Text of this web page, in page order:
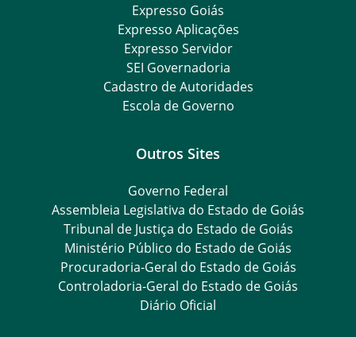
Expresso Goiás
Expresso Aplicações
Expresso Servidor
SEI Governadoria
Cadastro de Autoridades
Escola de Governo
Outros Sites
Governo Federal
Assembleia Legislativa do Estado de Goiás
Tribunal de Justiça do Estado de Goiás
Ministério Público do Estado de Goiás
Procuradoria-Geral do Estado de Goiás
Controladoria-Geral do Estado de Goiás
Diário Oficial